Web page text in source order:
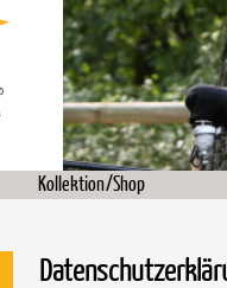
Kollektion/Shop